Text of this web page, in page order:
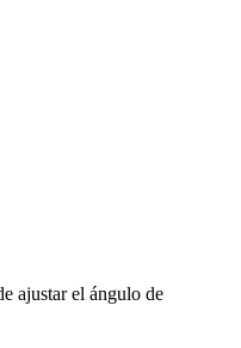
ajustar el ángulo de